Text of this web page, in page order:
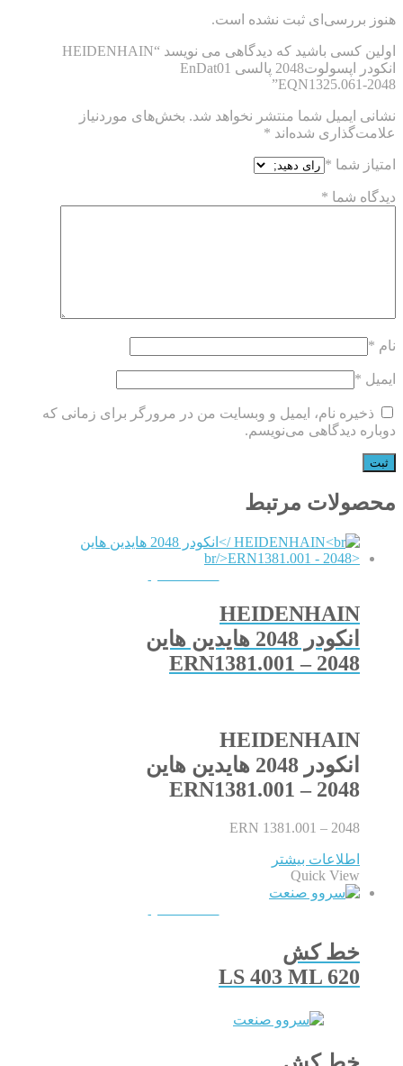
هنوز بررسی‌ای ثبت نشده است.
اولین کسی باشید که دیدگاهی می نویسد “HEIDENHAIN
انکودر اپسولوت2048 پالسی EnDat01
EQN1325.061-2048”
نشانی ایمیل شما منتشر نخواهد شد. بخش‌های موردنیاز
علامت‌گذاری شده‌اند *
امتیاز شما *
دیدگاه شما *
نام *
ایمیل *
ذخیره نام، ایمیل و وبسایت من در مرورگر برای زمانی که
دوباره دیدگاهی می‌نویسم.
محصولات مرتبط
HEIDENHAIN
انکودر 2048 هایدین هاین
ERN1381.001 – 2048
HEIDENHAIN
انکودر 2048 هایدین هاین
ERN1381.001 – 2048
ERN 1381.001 – 2048
اطلاعات بیشتر
Quick View
خط کش
LS 403 ML 620